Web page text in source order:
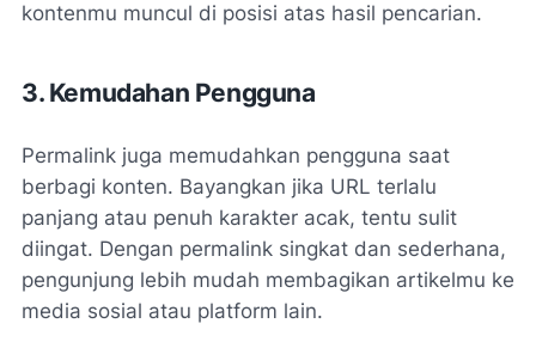
kontenmu muncul di posisi atas hasil pencarian.
3. Kemudahan Pengguna
Permalink juga memudahkan pengguna saat
berbagi konten. Bayangkan jika URL terlalu
panjang atau penuh karakter acak, tentu sulit
diingat. Dengan permalink singkat dan sederhana,
pengunjung lebih mudah membagikan artikelmu ke
media sosial atau platform lain.